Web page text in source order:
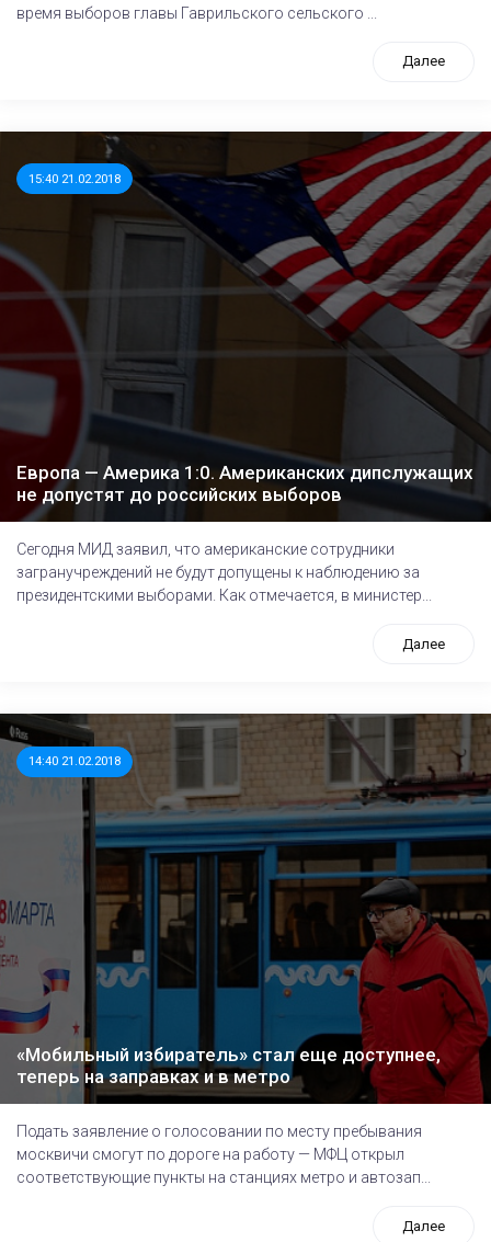
время выборов главы Гаврильского сельского ...
Далее
15:40 21.02.2018
Европа — Америка 1:0. Американских дипслужащих
не допустят до российских выборов
Сегодня МИД заявил, что американские сотрудники
загранучреждений не будут допущены к наблюдению за
президентскими выборами. Как отмечается, в министер...
Далее
14:40 21.02.2018
«Мобильный избиратель» стал еще доступнее,
теперь на заправках и в метро
Подать заявление о голосовании по месту пребывания
москвичи смогут по дороге на работу — МФЦ открыл
соответствующие пункты на станциях метро и автозап...
Далее